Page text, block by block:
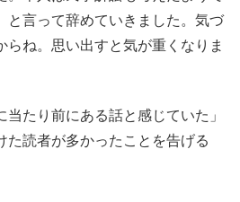
と言って辞めていきました。気づ
ね。思い出すと気が重くなりま
たり前にある話と感じていた」
た読者が多かったことを告げる